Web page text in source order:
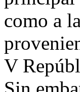
como a
V